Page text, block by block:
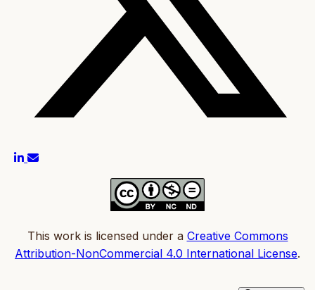
This work is licensed under a Creative Commons
Attribution-NonCommercial 4.0 International License.